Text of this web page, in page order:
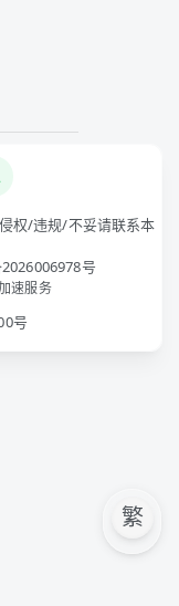
权/违规/不妥请联系本
号
速服务
号
繁